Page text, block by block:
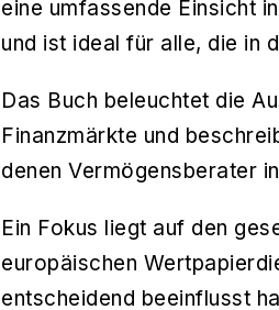
eine umfassende Einsicht
und ist ideal für alle, die in
Das Buch beleuchtet die
Finanzmärkte und
denen Vermögensberater
Ein Fokus liegt auf den
europäischen
entscheidend beeinflusst